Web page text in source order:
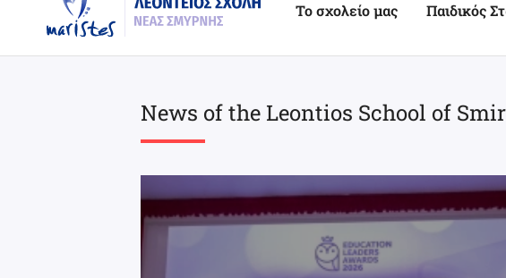
Το σχολείο μας Παιδικός
News of the Leontios School of